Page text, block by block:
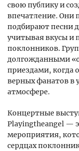
свою публику и
впечатление. Они
подбирают песни
учитывая вкусы и
поклонников.
долгожданными
приездами, когда
верных фанатов в
атмосфере.
Концертные
Playingtheangel —
мероприятия,
сердцах